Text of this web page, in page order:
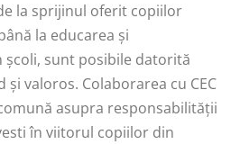
la sprijinul oferit copiilor
la educarea și
școli, sunt posibile datorită
valoros. Colaborarea cu CEC
asupra responsabilității
în viitorul copiilor din